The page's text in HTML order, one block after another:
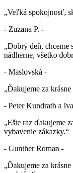
„Veľká spokojnosť,
- Zuzana P. -
„Dobrý deň,
nádherne, všetko
- Maslovská -
„Ďakujeme za
- Peter Kundrath a
„Ešte raz ďakujeme
vybavenie zákazky.“
- Gunther Roman -
„Ďakujeme za